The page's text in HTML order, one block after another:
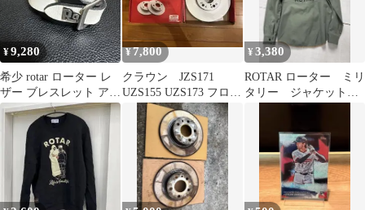
¥9,280
希少 rotar ローター レ
ザー ブレスレット アク
セサリー アクセ
¥7,800
クラウン JZS171
UZS155 UZS173 フロン
トブレーキローター左
¥3,380
ROTAR ローター ミリ
タリー ジャケット
シャツ イーグル 10